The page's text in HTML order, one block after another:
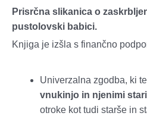
Prisrčna slikanica o
pustolovski babici.
Knjiga je izšla s finančno
Univerzalna zgodba, ki
vnukinjo in njenimi
otroke kot tudi starše in